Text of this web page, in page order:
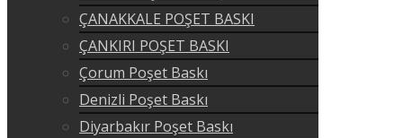
ÇANAKKALE POŞET BASKI
ÇANKIRI POŞET BASKI
Çorum Poşet Baskı
Denizli Poşet Baskı
Diyarbakır Poşet Baskı